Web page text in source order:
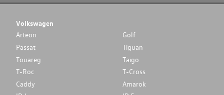
Volkswagen
Arteon
Golf
Passat
Tiguan
Touareg
Taigo
T-Roc
T-Cross
Caddy
Amarok